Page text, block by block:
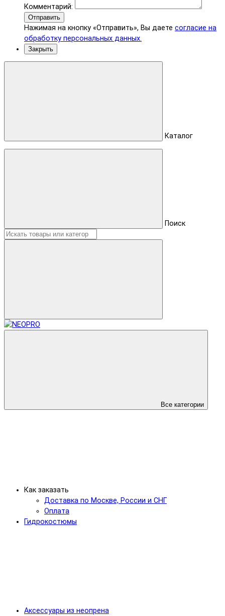
Комментарий:
Отправить
Нажимая на кнопку «Отправить», Вы даете согласие на
обработку персональных данных.
Закрыть
Каталог
Поиск
Все категории
Как заказать
Доставка по Москве, России и СНГ
Оплата
Гидрокостюмы
Аксессуары из неопрена